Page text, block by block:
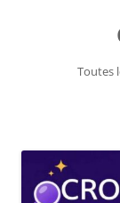
Toutes